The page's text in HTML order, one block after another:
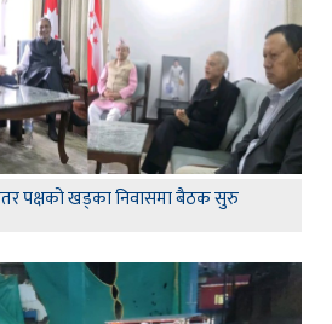
पक्षको खड्का निवासमा बैठक सुरु